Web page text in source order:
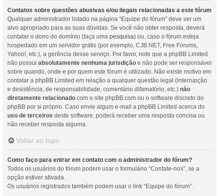
Contatos sobre questões abusivas e/ou ilegais relacionadas a este fórum
Qualquer administrador listado na página “Equipe do fórum” deve ser um
alvo apropriado para as suas dúvidas. Se você não obter resposta, deverá
contatar o dono do domínio (faça uma pesquisa) ou, caso o fórum esteja
hospedado em um servidor grátis (por exemplo, CJB.NET, Free Forums,
Yahoo!, etc.), a gerência desse serviço. Por favor, note que a phpBB Limited
não possui absolutamente nenhuma jurisdição e não pode ser responsável
sobre quando, onde e por quem este fórum é utilizado. Não existe motivo em
contatar a phpBB Limited em relação a qualquer questão legal (interrupção
e desistência, de responsabilidade, comentário difamatório, etc.) não
diretamente relacionado com o site phpBB.com ou o software discreto do
phpBB por si próprio. Caso envie algum e-mail a phpBB Limited acerca do
uso de terceiros deste software, poderá receber uma resposta concisa ou
não receber resposta alguma.
Voltar ao topo
Como faço para entrar em contato com o administrador do fórum?
Todos os usuários do fórum podem usar o formulário “Contate-nos”, se a
opção estiver ativada.
Os usuários registrados também podem usar o link “Equipe do fórum”.